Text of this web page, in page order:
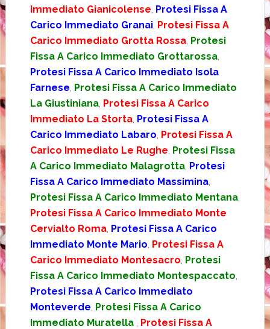
Immediato Gianicolense Protesi Fissa A
Carico Immediato Granai, Protesi Fissa A
Carico Immediato Grotta Rossa, Protesi
Fissa A Carico Immediato Grottarossa,
Protesi Fissa A Carico Immediato Isola
Farnese Protesi Fissa A Carico Immediato
La Giustiniana, Protesi Fissa A Carico
Immediato La Storta, Protesi Fissa A
Carico Immediato Labaro Protesi Fissa A
Carico Immediato Le Rughe Protesi Fissa
A Carico Immediato Malagrotta, Protesi
Fissa A Carico Immediato Massimina,
Protesi Fissa A Carico Immediato Mentana,
Protesi Fissa A Carico Immediato Monte
Cervialto Roma, Protesi Fissa A Carico
Immediato Monte Mario Protesi Fissa A
Carico Immediato Montesacro Protesi
Fissa A Carico Immediato Montespaccato
Protesi Fissa A Carico Immediato
Monteverde Protesi Fissa A Carico
Immediato Muratella
Protesi Fissa A